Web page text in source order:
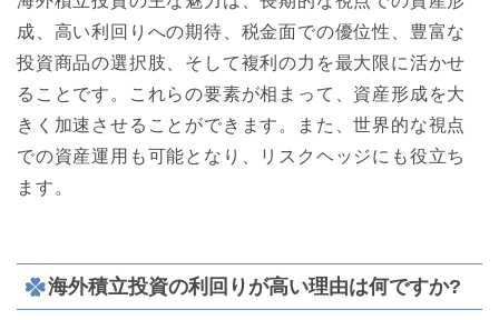
成、高い利回りへの期待、税金面での優位性、豊富な
投資商品の選択肢、そして複利の力を最大限に活かせ
ることです。これらの要素が相まって、資産形成を大
きく加速させることができます。また、世界的な視点
での資産運用も可能となり、リスクヘッジにも役立ち
ます。
海外積立投資の利回りが高い理由は何ですか?